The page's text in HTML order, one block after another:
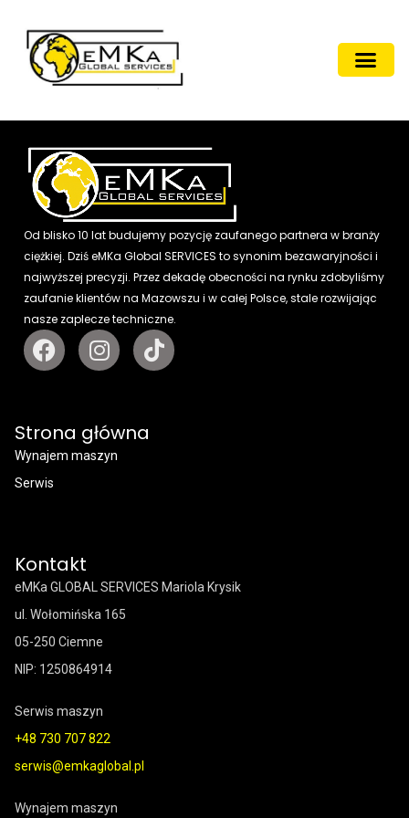
Od blisko 10 lat budujemy pozycję zaufanego partnera w branży
ciężkiej. Dziś eMKa Global SERVICES to synonim bezawaryjności i
najwyższej precyzji. Przez dekadę obecności na rynku zdobyliśmy
zaufanie klientów na Mazowszu i w całej Polsce, stale rozwijając
nasze zaplecze techniczne.
Strona główna
Wynajem maszyn
Serwis
Kontakt
eMKa GLOBAL SERVICES Mariola Krysik
ul. Wołomińska 165
05-250 Ciemne
NIP: 1250864914
Serwis maszyn
+48 730 707 822
serwis@emkaglobal.pl
Wynajem maszyn